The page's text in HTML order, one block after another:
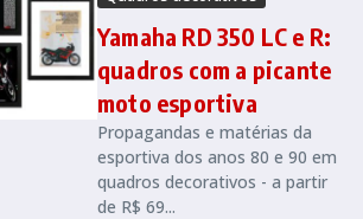
Yamaha RD 350 LC e R:
quadros com a picante
moto esportiva
Propagandas e matérias da
esportiva dos anos 80 e 90 em
quadros decorativos - a partir
de R$ 69...